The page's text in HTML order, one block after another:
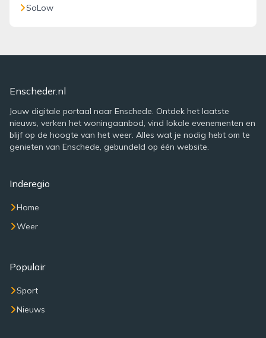
SoLow
Enscheder.nl
Jouw digitale portaal naar Enschede. Ontdek het laatste
nieuws, verken het woningaanbod, vind lokale evenementen en
blijf op de hoogte van het weer. Alles wat je nodig hebt om te
genieten van Enschede, gebundeld op één website.
Inderegio
Home
Weer
Populair
Sport
Nieuws